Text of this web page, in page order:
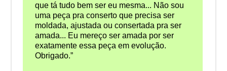
que tá tudo bem ser eu mesma... Não sou
uma peça pra conserto que precisa ser
moldada, ajustada ou consertada pra ser
amada... Eu mereço ser amada por ser
exatamente essa peça em evolução.
Obrigado.”